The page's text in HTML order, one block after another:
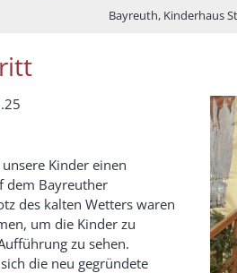
Bayreuth, Kinderhaus
Kinder einen
dem Bayreuther
des kalten Wetters waren
um die Kinder zu
zu sehen.
die neu gegründete